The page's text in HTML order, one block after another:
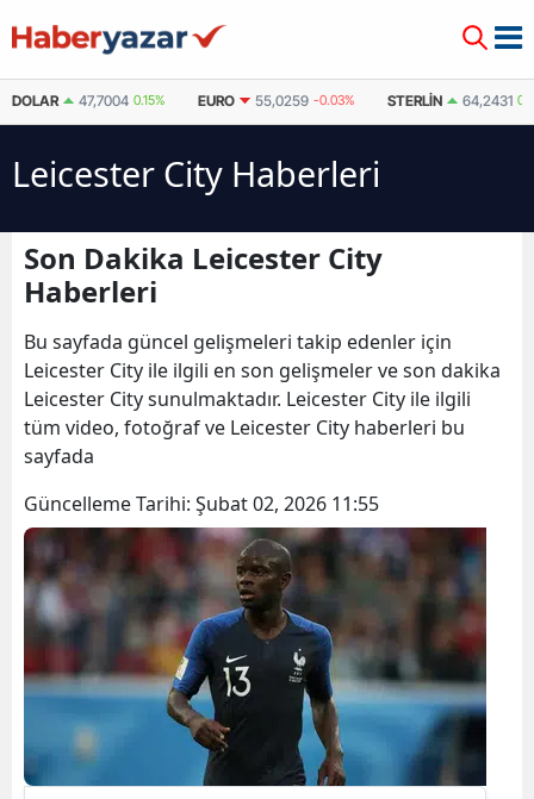
DOLAR 47,7004 0.15% EURO 55,0259 -0.03% STERLIN 64,2431
Leicester City Haberleri
Son Dakika Leicester City
Haberleri
Bu sayfada güncel gelişmeleri takip edenler için
Leicester City ile ilgili en son gelişmeler ve son dakika
Leicester City sunulmaktadır. Leicester City ile ilgili
tüm video, fotoğraf ve Leicester City haberleri bu
sayfada
Güncelleme Tarihi: Şubat 02, 2026 11:55